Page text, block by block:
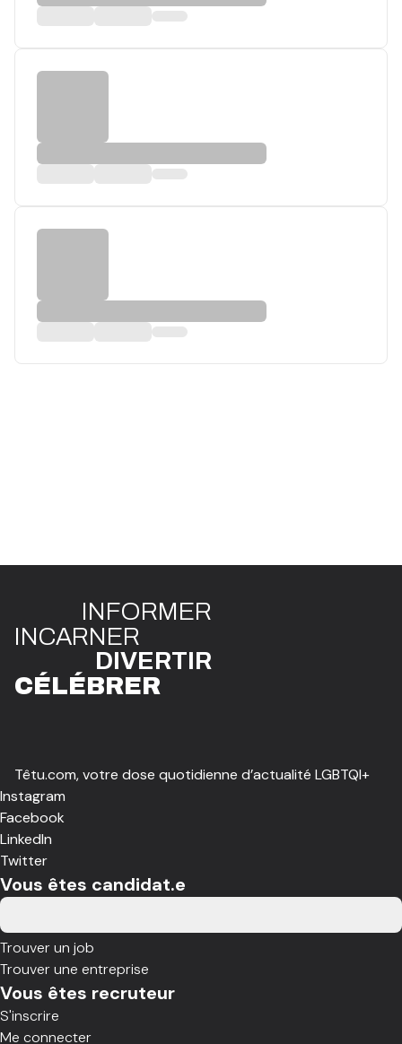
INFORMER
INCARNER
DIVERTIR
CÉLÉBRER
Têtu.com, votre dose quotidienne d’actualité LGBTQI+
Instagram
Facebook
LinkedIn
Twitter
Vous êtes candidat.e
Trouver un job
Trouver une entreprise
Vous êtes recruteur
S'inscrire
Me connecter